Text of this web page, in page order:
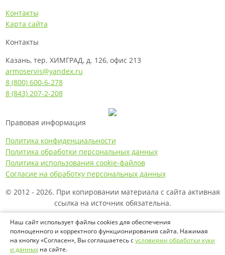
Наш сайт использует файлы cookies для обеспечения
полноценного и корректного функционирования сайта. Нажимая
на кнопку «Согласен», Вы соглашаетесь сусловиями обработки куки
и данных на сайте.
Контакты
Карта сайта
Контакты
Казань, тер. ХИМГРАД, д. 126, офис 213
armoservis@yandex.ru
8 (800) 600-6-278
8 (843) 207-2-208
Правовая информация
Политика конфиденциальности
Политика обработки персональных данных
Политика использования cookie-файлов
Согласие на обработку персональных данных
© 2012 - 2026. При копировании материала с сайта активная
ссылка на источник обязательна.
Названия производителей, компаний и товарные знаки
используются на сайте исключительно в информационных
(справочных) целях. Все товарные знаки и фирменные